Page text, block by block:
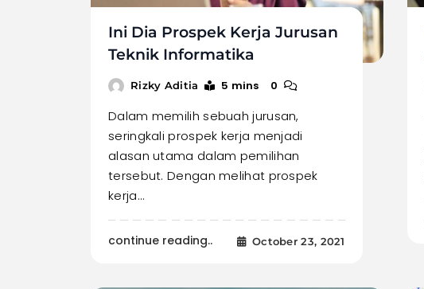
Ini Dia Prospek Kerja Jurusan
Teknik Informatika
Rizky Aditia 5 mins 0
Dalam memilih sebuah jurusan,
seringkali prospek kerja menjadi
alasan utama dalam pemilihan
tersebut. Dengan melihat prospek
kerja…
continue reading.. October 23, 2021